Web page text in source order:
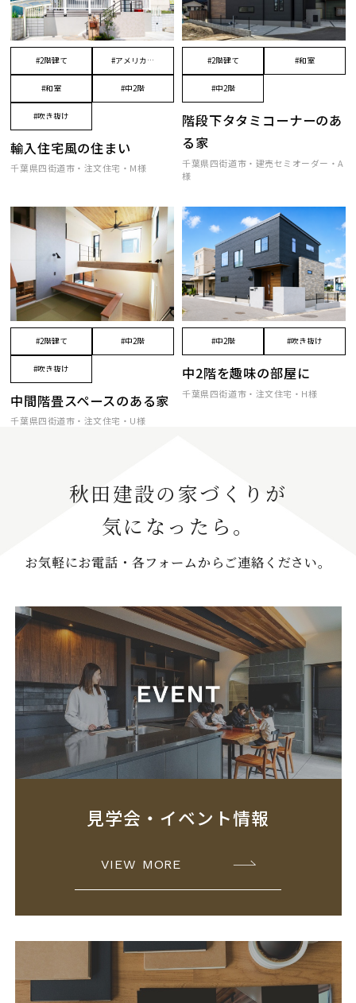
#2階建て #アメリカン
テイスト
#和室
#中2階
#吹き抜け
輸入住宅風の住まい
千葉県四街道市・注文住宅・M様
#2階建て #和室
#中2階
階段下タタミコーナーのあ
る家
千葉県四街道市・建売セミオーダー・A
様
#2階建て #中2階
#吹き抜け
中間階畳スペースのある家
千葉県四街道市・注文住宅・U様
#中2階 #吹き抜け
中2階を趣味の部屋に
千葉県四街道市・注文住宅・H様
秋田建設の家づくりが
気になったら。
お気軽にお電話・各フォームからご連絡ください。
見学会・イベント情報
VIEW MORE